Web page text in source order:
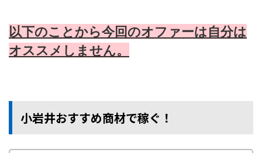
以下のことから今回のオファーは自分は
オススメしません。
小岩井おすすめ商材で稼ぐ！